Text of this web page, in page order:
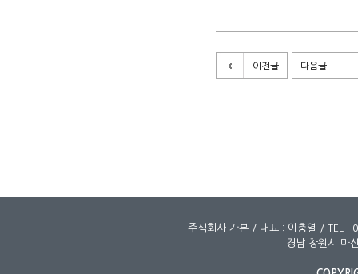
이전글 다음글
주식회사 가본 / 대표 : 이충열 /
경남 창원시 마